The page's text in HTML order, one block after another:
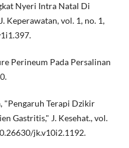
Nyeri Intra Natal Di
Keperawatan, vol. 1, no. 1,
Perineum Pada Persalinan
"Pengaruh Terapi Dzikir
Gastritis," J. Kesehat., vol.
jk.v10i2.1192.